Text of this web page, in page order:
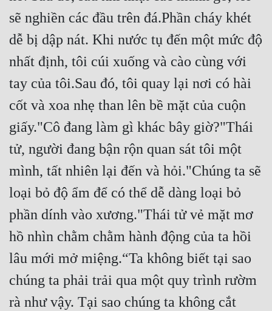
Tu Chân
Tu Tiên
Tội Phạm
Vô Địch
Võ Hiệp
Võng Du
Xuyên Không
Xuyên Sách
Xuyên Thư
Điền Văn
Đô Thị
Đông Phương
sẽ nghiền các đầu trên đá.Phần cháy khét
dễ bị dập nát. Khi nước tụ đến một mức độ
nhất định, tôi cúi xuống và cào cùng với
tay của tôi.Sau đó, tôi quay lại nơi có hài
cốt và xoa nhẹ than lên bề mặt của cuộn
giấy."Cô đang làm gì khác bây giờ?"Thái
tử, người đang bận rộn quan sát tôi một
mình, tất nhiên lại đến và hỏi."Chúng ta sẽ
loại bỏ độ ẩm để có thể dễ dàng loại bỏ
phần dính vào xương."Thái tử vẻ mặt mơ
hồ nhìn chằm chằm hành động của ta hồi
lâu mới mở miệng.“Ta không biết tại sao
chúng ta phải trải qua một quy trình rườm
rà như vậy. Tại sao chúng ta không cắt